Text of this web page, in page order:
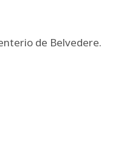
de Belvedere.